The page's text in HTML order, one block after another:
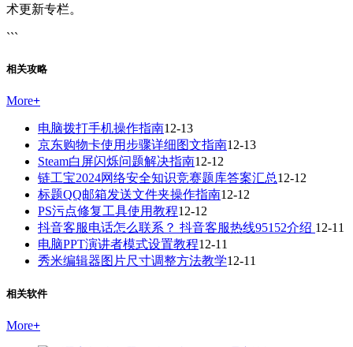
术更新专栏。
```
相关攻略
More+
电脑拨打手机操作指南12-13
京东购物卡使用步骤详细图文指南12-13
Steam白屏闪烁问题解决指南12-12
链工宝2024网络安全知识竞赛题库答案汇总12-12
标题QQ邮箱发送文件夹操作指南12-12
PS污点修复工具使用教程12-12
抖音客服电话怎么联系？ 抖音客服热线95152介绍 12-11
电脑PPT演讲者模式设置教程12-11
秀米编辑器图片尺寸调整方法教学12-11
相关软件
More+